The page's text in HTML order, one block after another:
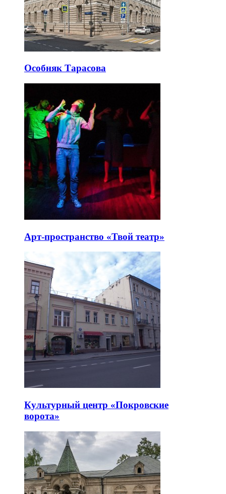
Особняк Тарасова
Арт-пространство «Твой театр»
Культурный центр «Покровские
ворота»